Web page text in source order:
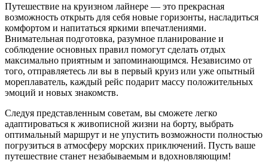
Путешествие на круизном лайнере — это прекрасная
возможность открыть для себя новые горизонты, насладиться
комфортом и напитаться яркими впечатлениями.
Внимательная подготовка, разумное планирование и
соблюдение основных правил помогут сделать отдых
максимально приятным и запоминающимся. Независимо от
того, отправляетесь ли вы в первый круиз или уже опытный
мореплаватель, каждый рейс подарит массу положительных
эмоций и новых знакомств.
Следуя представленным советам, вы сможете легко
адаптироваться к живописной жизни на борту, выбрать
оптимальный маршрут и не упустить возможности полностью
погрузиться в атмосферу морских приключений. Пусть ваше
путешествие станет незабываемым и вдохновляющим!